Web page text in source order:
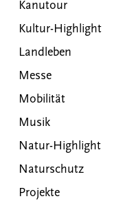
Kanutour
Kultur-Highlight
Landleben
Messe
Mobilität
Musik
Natur-Highlight
Naturschutz
Projekte